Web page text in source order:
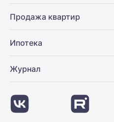
Продажа квартир
Ипотека
Журнал